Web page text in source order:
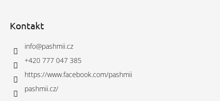
Kontakt
info@pashmii.cz
+420 777 047 385
https://www.facebook.com/pashmii
pashmii.cz/